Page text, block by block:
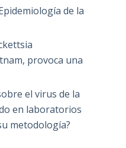
de la
provoca una
el virus de la
en laboratorios
metodología?